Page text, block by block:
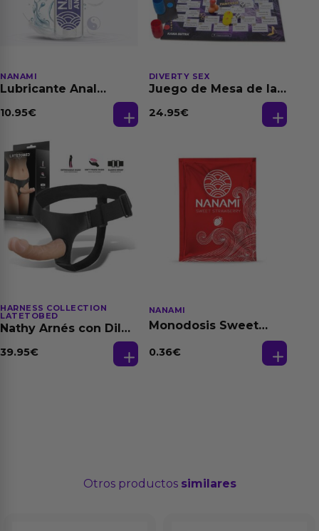
NANAMI
Lubricante Anal
Dilatación Base Agua
10.95€
DIVERTY SEX
Juego de Mesa de las
24.95€
HARNESS COLLECTION
LATETOBED
Nathy Arnés con Dildo
39.95€
NANAMI
Monodosis Sweet
Base Agua 4 ml
0.36€
Otros productos similares